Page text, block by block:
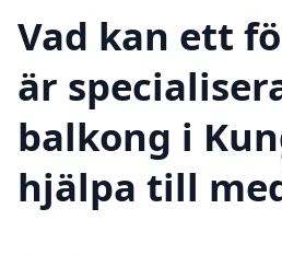
Vad kan ett
är
balkong i
hjälpa till